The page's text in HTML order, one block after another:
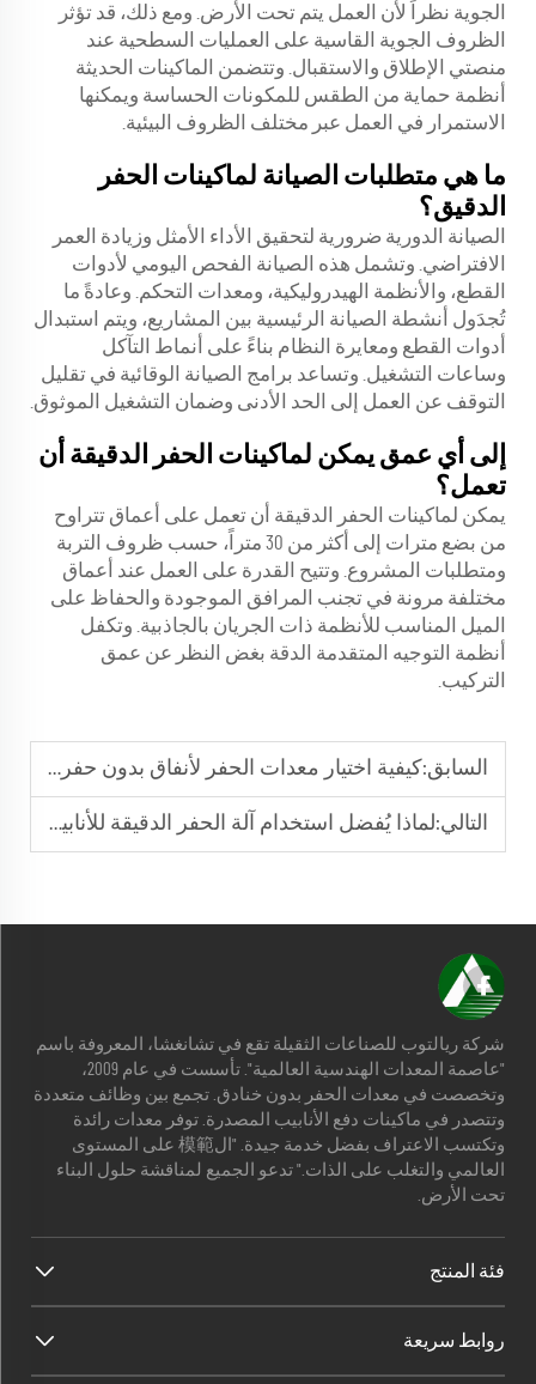
الجوية نظراً لأن العمل يتم تحت الأرض. ومع ذلك، قد تؤثر
الظروف الجوية القاسية على العمليات السطحية عند
منصتي الإطلاق والاستقبال. وتتضمن الماكينات الحديثة
أنظمة حماية من الطقس للمكونات الحساسة ويمكنها
الاستمرار في العمل عبر مختلف الظروف البيئية.
ما هي متطلبات الصيانة لماكينات الحفر
الدقيق؟
الصيانة الدورية ضرورية لتحقيق الأداء الأمثل وزيادة العمر
الافتراضي. وتشمل هذه الصيانة الفحص اليومي لأدوات
القطع، والأنظمة الهيدروليكية، ومعدات التحكم. وعادةً ما
تُجدَول أنشطة الصيانة الرئيسية بين المشاريع، ويتم استبدال
أدوات القطع ومعايرة النظام بناءً على أنماط التآكل
وساعات التشغيل. وتساعد برامج الصيانة الوقائية في تقليل
التوقف عن العمل إلى الحد الأدنى وضمان التشغيل الموثوق.
إلى أي عمق يمكن لماكينات الحفر الدقيقة أن
تعمل؟
يمكن لماكينات الحفر الدقيقة أن تعمل على أعماق تتراوح
من بضع مترات إلى أكثر من 30 متراً، حسب ظروف التربة
ومتطلبات المشروع. وتتيح القدرة على العمل عند أعماق
مختلفة مرونة في تجنب المرافق الموجودة والحفاظ على
الميل المناسب للأنظمة ذات الجريان بالجاذبية. وتكفل
أنظمة التوجيه المتقدمة الدقة بغض النظر عن عمق
التركيب.
السابق:كيفية اختيار معدات الحفر لأنفاق بدون حفر المناسبة؟
التالي:لماذا يُفضل استخدام آلة الحفر الدقيقة للأنابيب المعقدة؟
شركة ريالتوب للصناعات الثقيلة تقع في تشانغشا، المعروفة باسم
"عاصمة المعدات الهندسية العالمية". تأسست في عام 2009،
وتخصصت في معدات الحفر بدون خنادق. تجمع بين وظائف متعددة
وتتصدر في ماكينات دفع الأنابيب المصدرة. توفر معدات رائدة
وتكتسب الاعتراف بفضل خدمة جيدة. "ال模範 على المستوى
العالمي والتغلب على الذات." تدعو الجميع لمناقشة حلول البناء
تحت الأرض.
فئة المنتج
روابط سريعة